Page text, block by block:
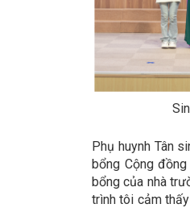
Phụ huynh Tân
bổng Cộng
bổng của nhà
trình tôi cảm